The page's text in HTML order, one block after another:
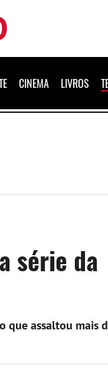
CINEMA LIVROS
série da
que assaltou mais